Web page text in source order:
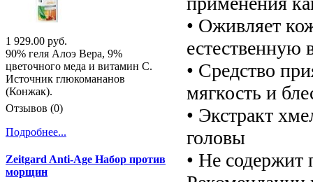
• Оживляет
естественную
• Средство
мягкость и
• Экстракт
головы
• Не содержит
1 929.00 руб.
90% геля Алоэ Вера, 9%
цветочного меда и витамин С.
Источник глюкомананов
(Конжак).
Отзывов (0)
Подробнее...
Zeitgard Anti-Age Набор против
морщин